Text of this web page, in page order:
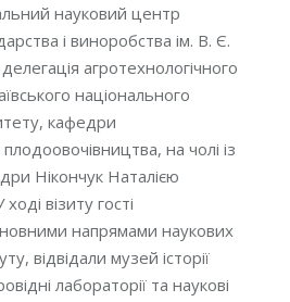
науковий центр
і виноробства ім. В. Є.
агротехнологічного
національного
кафедри
на чолі із
Нікончук Наталією
візиту гості
напрямами наукових
відвідали музей історії
лабораторії та наукові